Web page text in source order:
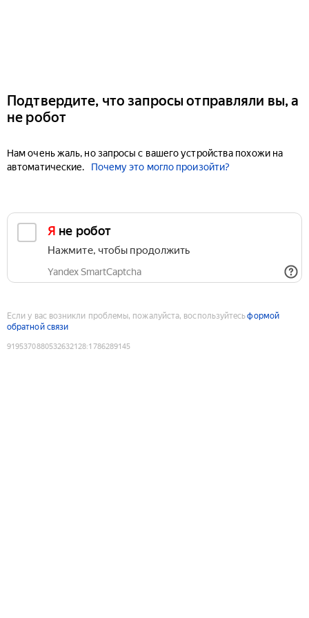
Подтвердите, что запросы отправляли вы, а
не робот
Нам очень жаль, но запросы с вашего устройства похожи на
автоматические.
Почему это могло произойти?
Я не робот
Нажмите, чтобы продолжить
Yandex SmartCaptcha
Если у вас возникли проблемы, пожалуйста, воспользуйтесьформой
обратной связи
9195370880532632128:1786289145